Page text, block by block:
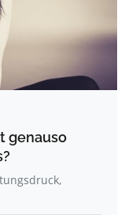
genauso